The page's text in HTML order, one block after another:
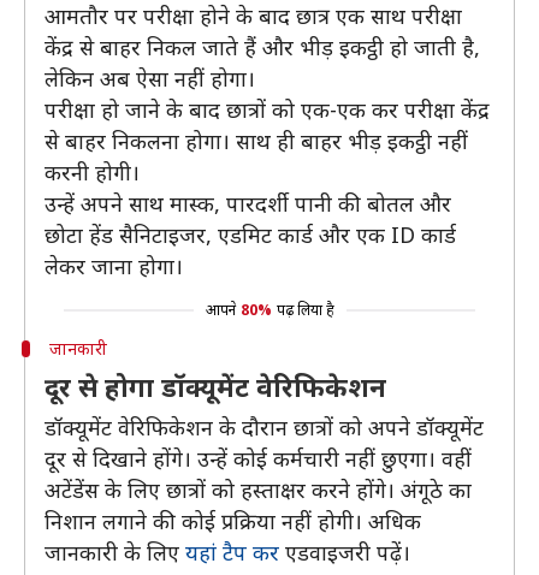
आमतौर पर परीक्षा होने के बाद छात्र एक साथ परीक्षा
केंद्र से बाहर निकल जाते हैं और भीड़ इकट्ठी हो जाती है,
लेकिन अब ऐसा नहीं होगा।
परीक्षा हो जाने के बाद छात्रों को एक-एक कर परीक्षा केंद्र
से बाहर निकलना होगा। साथ ही बाहर भीड़ इकट्ठी नहीं
करनी होगी।
उन्हें अपने साथ मास्क, पारदर्शी पानी की बोतल और
छोटा हेंड सैनिटाइजर, एडमिट कार्ड और एक ID कार्ड
लेकर जाना होगा।
आपने 80% पढ़ लिया है
जानकारी
दूर से होगा डॉक्यूमेंट वेरिफिकेशन
डॉक्यूमेंट वेरिफिकेशन के दौरान छात्रों को अपने डॉक्यूमेंट
दूर से दिखाने होंगे। उन्हें कोई कर्मचारी नहीं छुएगा। वहीं
अटेंडेंस के लिए छात्रों को हस्ताक्षर करने होंगे। अंगूठे का
निशान लगाने की कोई प्रक्रिया नहीं होगी। अधिक
जानकारी के लिए यहां टैप कर एडवाइजरी पढ़ें।